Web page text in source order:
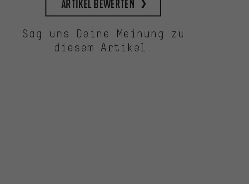
Artikel bewerten
Sag uns Deine Meinung zu
diesem Artikel.